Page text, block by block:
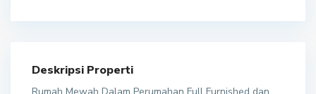
Deskripsi Properti